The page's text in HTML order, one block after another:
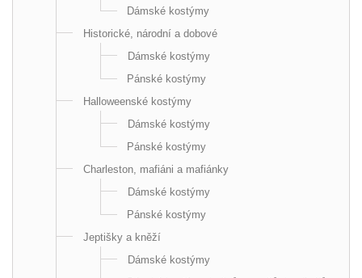
Dámské kostýmy
Historické, národní a dobové
Dámské kostýmy
Pánské kostýmy
Halloweenské kostýmy
Dámské kostýmy
Pánské kostýmy
Charleston, mafiáni a mafiánky
Dámské kostýmy
Pánské kostýmy
Jeptišky a kněží
Dámské kostýmy